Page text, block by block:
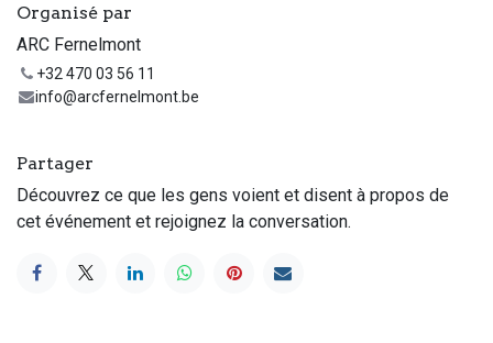
Organisé par
ARC Fernelmont
+32 470 03 56 11
info@arcfernelmont.be
Partager
Découvrez ce que les gens voient et disent à propos de
cet événement et rejoignez la conversation.